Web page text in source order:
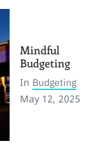
Mindful
Budgeting
In Budgeting
May 12, 2025